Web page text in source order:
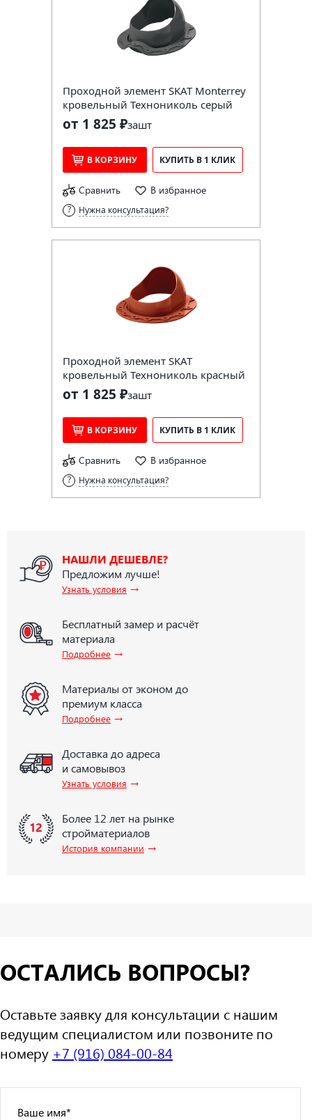
Проходной элемент SKAT Monterrey
кровельный Технониколь серый
от 1 825 ₽зашт
В КОРЗИНУ КУПИТЬ В 1 КЛИК
Сравнить В избранное
Нужна консультация?
Проходной элемент SKAT
кровельный Технониколь красный
от 1 825 ₽зашт
В КОРЗИНУ КУПИТЬ В 1 КЛИК
Сравнить В избранное
Нужна консультация?
НАШЛИ ДЕШЕВЛЕ?
Предложим лучше!
Узнать условия →
Бесплатный замер и расчёт
материала
Подробнее →
Материалы от эконом до
премиум класса
Подробнее →
Доставка до адреса
и самовывоз
Узнать условия →
Более 12 лет на рынке
стройматериалов
История компании →
ОСТАЛИСЬ ВОПРОСЫ?
Оставьте заявку для консультации с нашим
ведущим специалистом или позвоните по
номеру +7 (916) 084-00-84
Ваше имя*